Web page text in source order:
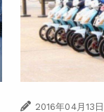
2016年04月13日